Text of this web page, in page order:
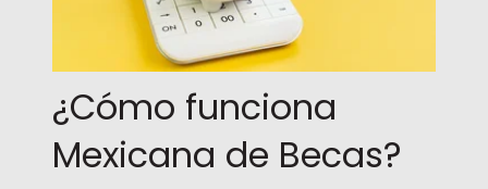
¿Cómo funciona
Mexicana de Becas?